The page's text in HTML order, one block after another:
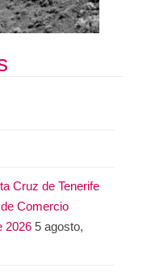
Cruz de Tenerife
Comercio
2026 5 agosto,